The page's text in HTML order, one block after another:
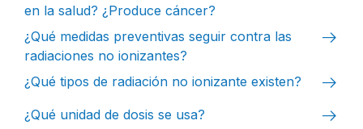
en la salud? ¿Produce cáncer?
¿Qué medidas preventivas seguir contra las
radiaciones no ionizantes?
arrow_right_alt
¿Qué tipos de radiación no ionizante existen? arrow_right_alt
¿Qué unidad de dosis se usa? arrow_right_alt